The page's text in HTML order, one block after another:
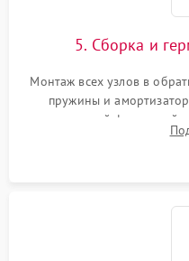
5. Сборка и
Монтаж всех узлов в
пружины и
надежной фиксацией
герметиком для